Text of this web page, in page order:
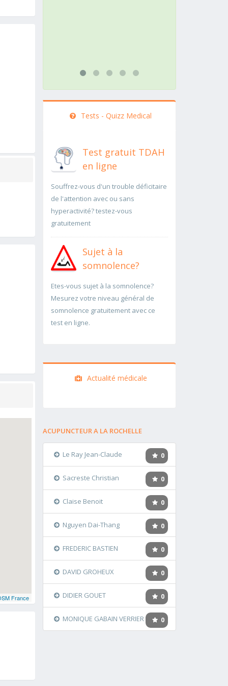
France
Tests - Quizz Medical
Test gratuit TDAH
en ligne
Souffrez-vous d'un trouble déficitaire
de l'attention avec ou sans
hyperactivité? testez-vous
gratuitement
Sujet à la
somnolence?
Etes-vous sujet à la somnolence?
Mesurez votre niveau général de
somnolence gratuitement avec ce
test en ligne.
Actualité médicale
ACUPUNCTEUR A LA ROCHELLE
0
Le Ray Jean-Claude
0
Sacreste Christian
0
Claise Benoit
0
Nguyen Dai-Thang
0
FREDERIC BASTIEN
0
DAVID GROHEUX
0
DIDIER GOUET
0
MONIQUE GABAIN VERRIER